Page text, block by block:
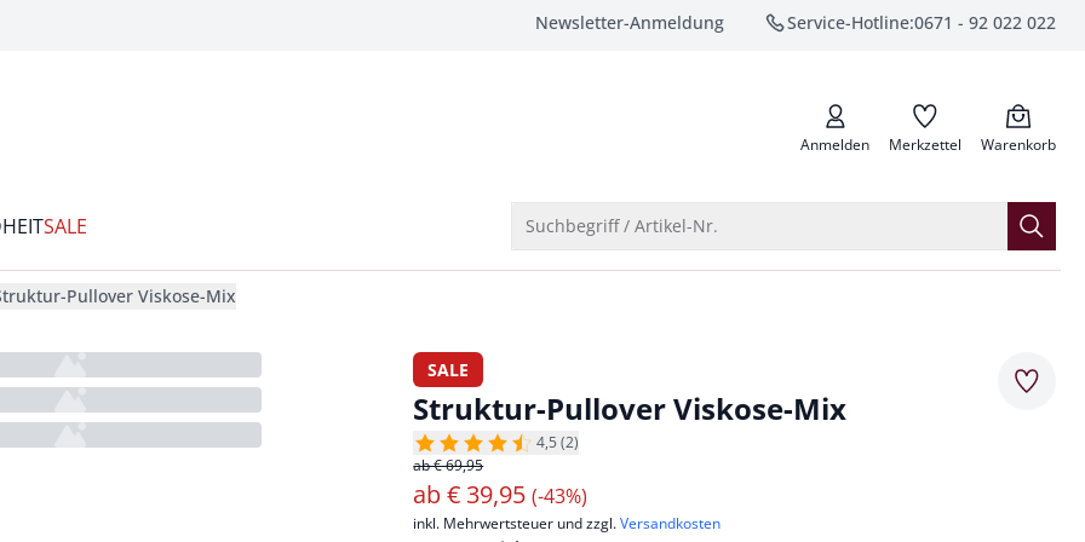
Newsletter-Anmeldung Service-Hotline:0671 - 92 022 022
anrufen
Anmelden Merkzettel Warenkorb
SALE Suchbegriff / Artikel-Nr.
Pullover Viskose-Mix
SALE
Struktur-Pullover Viskose-Mix
4,5 (2)
ab € 69,95
ab€ 39,95(-43%)
inkl. Mehrwertsteuer und zzgl.Versandkosten